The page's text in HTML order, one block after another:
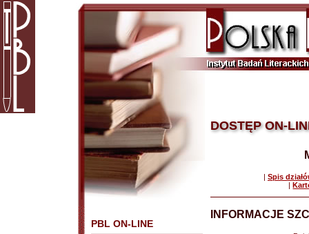
PBL ON-LINE
DOSTĘP ON-
| Spis
|
INFORMACJE